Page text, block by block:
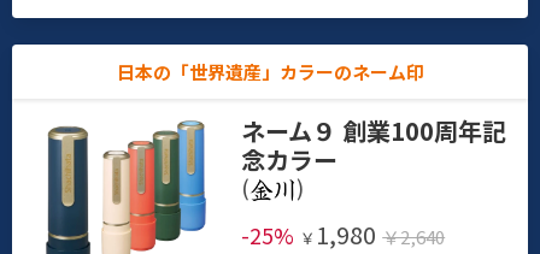
日本の「世界遺産」カラーのネーム印
ネーム９ 創業100周年記
念カラー
(
)
-25% ￥ 1,980 ￥2,640